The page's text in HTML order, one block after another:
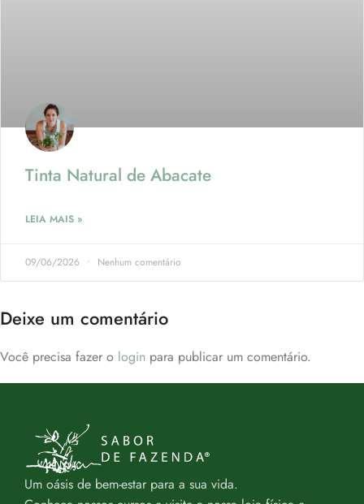
Tinta Natural de Abacate
LEIA MAIS »
09/06/2026 Nenhum comentário
Deixe um comentário
Você precisa fazer o login para publicar um comentário.
Um oásis de bem-estar para a sua vida.